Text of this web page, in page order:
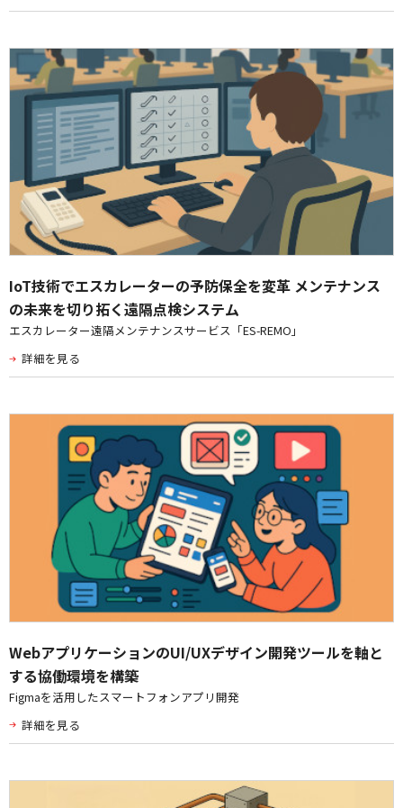
IoT技術でエスカレーターの予防保全を変革 メンテナンス
の未来を切り拓く遠隔点検システム
エスカレーター遠隔メンテナンスサービス「ES-REMO」
詳細を見る
WebアプリケーションのUI/UXデザイン開発ツールを軸と
する協働環境を構築
Figmaを活用したスマートフォンアプリ開発
詳細を見る